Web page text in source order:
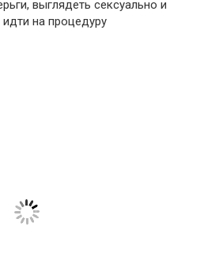
выглядеть сексуально и
на процедуру